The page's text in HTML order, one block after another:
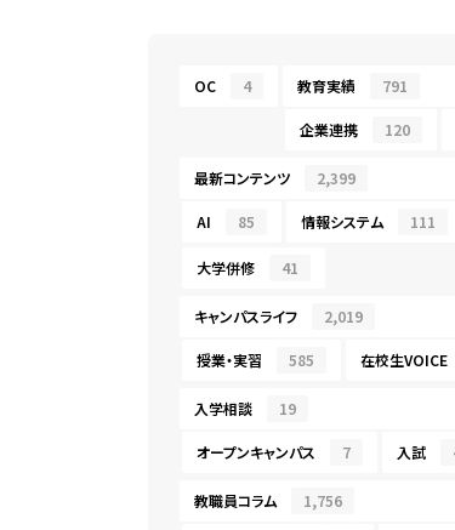
OC 4 教育実績 791
企業連携 120
最新コンテンツ 2,399
AI 85 情報システム 111
大学併修 41
キャンパスライフ 2,019
授業・実習 585 在校生VOICE
入学相談 19
オープンキャンパス 7 入試
教職員コラム 1,756